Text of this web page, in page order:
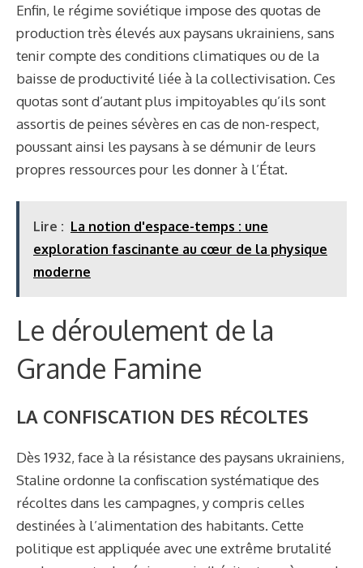
Enfin, le régime soviétique impose des quotas de
production très élevés aux paysans ukrainiens, sans
tenir compte des conditions climatiques ou de la
baisse de productivité liée à la collectivisation. Ces
quotas sont d’autant plus impitoyables qu’ils sont
assortis de peines sévères en cas de non-respect,
poussant ainsi les paysans à se démunir de leurs
propres ressources pour les donner à l’État.
Lire : La notion d'espace-temps : une
exploration fascinante au cœur de la physique
moderne
Le déroulement de la
Grande Famine
LA CONFISCATION DES RÉCOLTES
Dès 1932, face à la résistance des paysans ukrainiens,
Staline ordonne la confiscation systématique des
récoltes dans les campagnes, y compris celles
destinées à l’alimentation des habitants. Cette
politique est appliquée avec une extrême brutalité